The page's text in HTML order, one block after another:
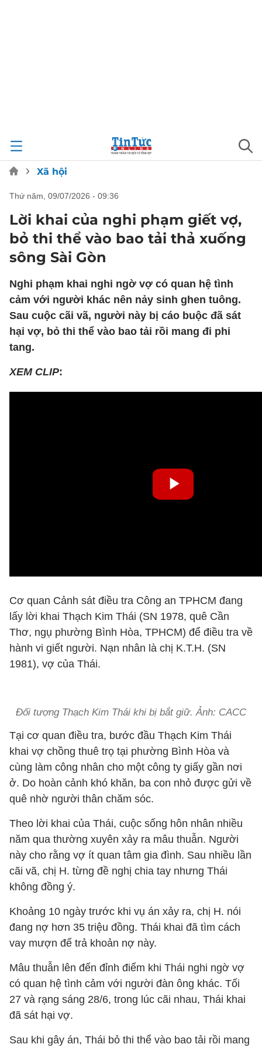
Xã hội
thứ năm, 09/07/2026 - 09:36
Lời khai của nghi phạm giết vợ,
bỏ thi thể vào bao tải thả xuống
sông Sài Gòn
Nghi phạm khai nghi ngờ vợ có quan hệ tình
cảm với người khác nên nảy sinh ghen tuông.
Sau cuộc cãi vã, người này bị cáo buộc đã sát
hại vợ, bỏ thi thể vào bao tải rồi mang đi phi
tang.
XEM CLIP:
Cơ quan Cảnh sát điều tra Công an TPHCM đang
lấy lời khai Thạch Kim Thái (SN 1978, quê Cần
Thơ, ngụ phường Bình Hòa, TPHCM) để điều tra về
hành vi giết người. Nạn nhân là chị K.T.H. (SN
1981), vợ của Thái.
Đối tượng Thạch Kim Thái khi bị bắt giữ. Ảnh: CACC
Tại cơ quan điều tra, bước đầu Thạch Kim Thái
khai vợ chồng thuê trọ tại phường Bình Hòa và
cùng làm công nhân cho một công ty giấy gần nơi
ở. Do hoàn cảnh khó khăn, ba con nhỏ được gửi về
quê nhờ người thân chăm sóc.
Theo lời khai của Thái, cuộc sống hôn nhân nhiều
năm qua thường xuyên xảy ra mâu thuẫn. Người
này cho rằng vợ ít quan tâm gia đình. Sau nhiều lần
cãi vã, chị H. từng đề nghị chia tay nhưng Thái
không đồng ý.
Khoảng 10 ngày trước khi vụ án xảy ra, chị H. nói
đang nợ hơn 35 triệu đồng. Thái khai đã tìm cách
vay mượn để trả khoản nợ này.
Mâu thuẫn lên đến đỉnh điểm khi Thái nghi ngờ vợ
có quan hệ tình cảm với người đàn ông khác. Tối
27 và rạng sáng 28/6, trong lúc cãi nhau, Thái khai
đã sát hại vợ.
Sau khi gây án, Thái bỏ thi thể vào bao tải rồi mang